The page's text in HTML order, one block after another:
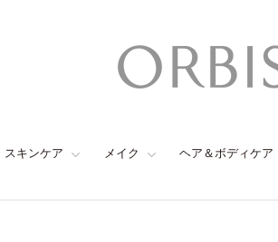
スキンケア メイク ヘア＆ボディケア